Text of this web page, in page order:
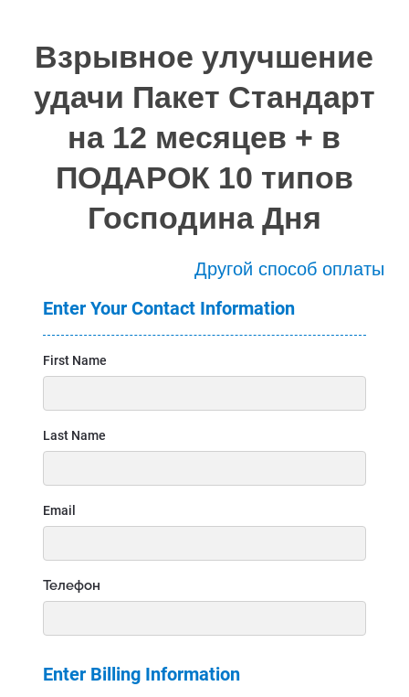
Взрывное улучшение
удачи Пакет Стандарт
на 12 месяцев + в
ПОДАРОК 10 типов
Господина Дня
Другой способ оплаты